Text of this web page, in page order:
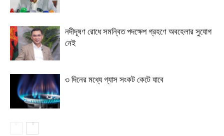
নদীদূষণ রোধে সমন্বিত পদক্ষেপ গ্রহণে অবহেলার সুযোগ
নেই
৩ দিনের মধ্যে গ্যাস সংকট কেটে যাবে